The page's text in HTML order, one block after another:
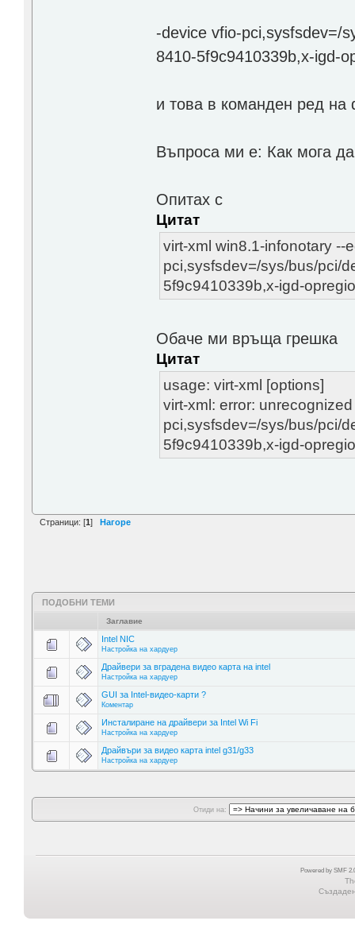
-device vfio-pci,sysfsdev=/
8410-5f9c9410339b,x-igd-
и това в команден ред на
Въпроса ми е: Как мога
Опитах с
Цитат
virt-xml win8.1-infonotary --
pci,sysfsdev=/sys/bus/pci/
5f9c9410339b,x-igd-
Обаче ми връща грешка
Цитат
usage: virt-xml [options]
virt-xml: error:
pci,sysfsdev=/sys/bus/pci/
5f9c9410339b,x-igd-
Страници: [1] Нагоре
ПОДОБНИ ТЕМИ
Заглавие
Intel NIC
Настройка на хардуер
Драйвери за вградена видео карта на intel
Настройка на хардуер
GUI за Intel-видео-карти ?
Коментар
Инсталиране на драйвери за Intel Wi Fi
Настройка на хардуер
Драйвъри за видео карта intel g31/g33
Настройка на хардуер
Отиди на:
Powered by SMF